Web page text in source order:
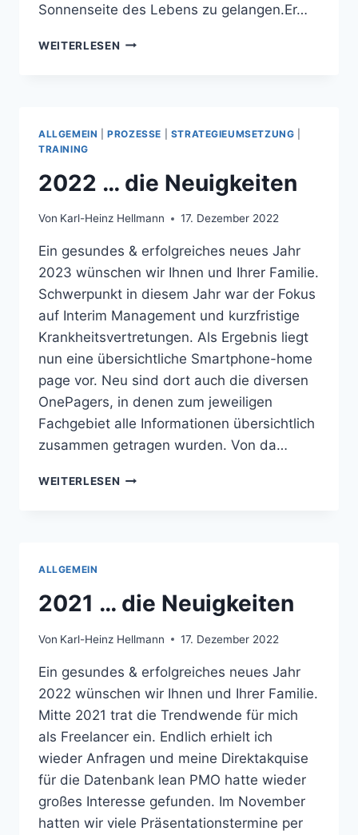
Sonnenseite des Lebens zu gelangen.Er…
WEITERLESEN REDNER
ALLGEMEIN |PROZESSE STRATEGIEUMSETZUNG
TRAINING
2022 … die Neuigkeiten
Von Karl-Heinz Hellmann 17. Dezember 2022
Ein gesundes & erfolgreiches neues Jahr
2023 wünschen wir Ihnen und Ihrer Familie.
Schwerpunkt in diesem Jahr war der Fokus
auf Interim Management und kurzfristige
Krankheitsvertretungen. Als Ergebnis liegt
nun eine übersichtliche Smartphone-home
page vor. Neu sind dort auch die diversen
OnePagers, in denen zum jeweiligen
Fachgebiet alle Informationen übersichtlich
zusammen getragen wurden. Von da…
WEITERLESEN 2022
ALLGEMEIN
2021 … die Neuigkeiten
Von Karl-Heinz Hellmann 17. Dezember 2022
Ein gesundes & erfolgreiches neues Jahr
2022 wünschen wir Ihnen und Ihrer Familie.
Mitte 2021 trat die Trendwende für mich
als Freelancer ein. Endlich erhielt ich
wieder Anfragen und meine Direktakquise
für die Datenbank lean PMO hatte wieder
großes Interesse gefunden. Im November
hatten wir viele Präsentationstermine per